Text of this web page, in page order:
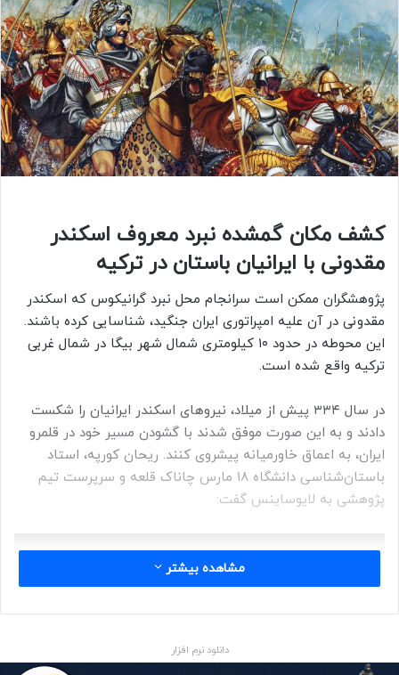
کشف مکان گمشده نبرد معروف اسکندر
مقدونی با ایرانیان باستان در ترکیه
پژوهشگران ممکن است سرانجام محل نبرد گرانیکوس که اسکندر
مقدونی در آن علیه امپراتوری ایران جنگید، شناسایی کرده باشند.
این محوطه در حدود ۱۰ کیلومتری شمال شهر بیگا در شمال غربی
ترکیه واقع شده است.
در سال ۳۳۴ پیش از میلاد، نیروهای اسکندر ایرانیان را شکست
دادند و به این صورت موفق شدند با گشودن مسیر خود در قلمرو
ایران، به اعماق خاورمیانه پیشروی کنند. ریحان کورپه، استاد
باستا‌ن‌شناسی دانشگاه ۱۸ مارس چاناک قلعه و سرپرست تیم
پژوهشی به لایوساینس گفت:
در زندگی اسکندر بود که عنوان «کبیر» را
مشاهده بیشتر
دانلود نرم افزار